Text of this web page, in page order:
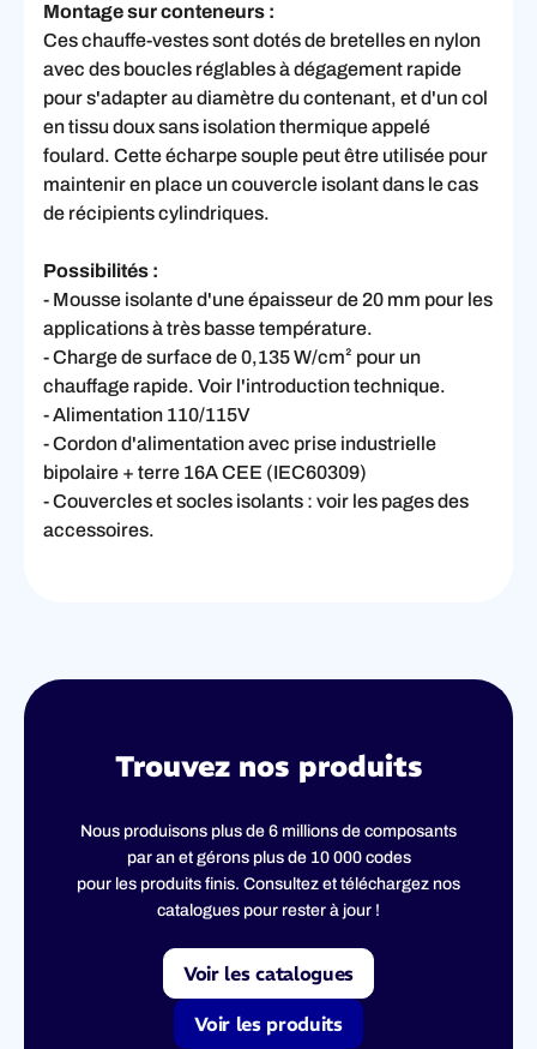
Montage sur conteneurs :
Ces chauffe-vestes sont dotés de bretelles en nylon
avec des boucles réglables à dégagement rapide
pour s'adapter au diamètre du contenant, et d'un col
en tissu doux sans isolation thermique appelé
foulard. Cette écharpe souple peut être utilisée pour
maintenir en place un couvercle isolant dans le cas
de récipients cylindriques.
Possibilités :
- Mousse isolante d'une épaisseur de 20 mm pour les
applications à très basse température.
- Charge de surface de 0,135 W/cm² pour un
chauffage rapide. Voir l'introduction technique.
- Alimentation 110/115V
- Cordon d'alimentation avec prise industrielle
bipolaire + terre 16A CEE (IEC60309)
- Couvercles et socles isolants : voir les pages des
accessoires.
Trouvez nos produits
Nous produisons plus de 6 millions de composants
par an et gérons plus de 10 000 codes
pour les produits finis. Consultez et téléchargez nos
catalogues pour rester à jour !
Voir les catalogues
Voir les produits